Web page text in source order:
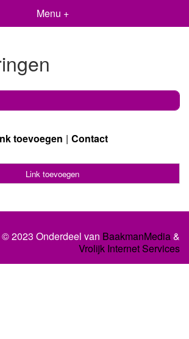
Menu +
toevoegen Contact
Link toevoegen
2023 Onderdeel van BaakmanMedia&
Vrolijk Internet Services